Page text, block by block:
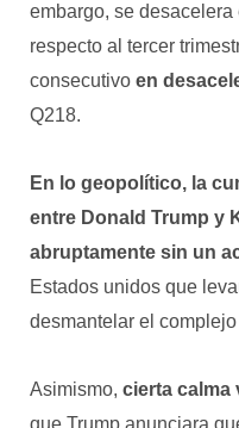
embargo, se
respecto al tercer
consecutivo en
Q218.
En lo geopolítico, la
entre Donald Trump y
abruptamente sin un
Estados unidos que
desmantelar el
Asimismo, cierta calma